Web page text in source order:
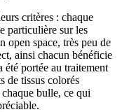
critères : chaque
particulière sur les
open space, très peu de
ainsi chacun bénéficie
portée au traitement
de tissus colorés
bulle, ce qui